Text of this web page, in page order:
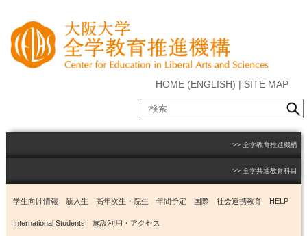
HOME(ENGLISH) | SITE MAP
全学教育推進機構
全学共通教育科目
学生向け情報 新入生 高年次生・院生 年間予定 国際 社会連携教育 HELP
International Students 施設利用・アクセス